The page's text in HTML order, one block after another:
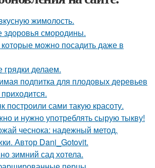
жимолость.
здоровья смородины.
можно посадить даже в
делаем.
подпитка для плодовых деревьев
построили сами такую красоту.
и нужно употреблять сырую тыкву!
чеснока: надежный метод.
Автор Dani_Gotovit.
зимний сад хотела.